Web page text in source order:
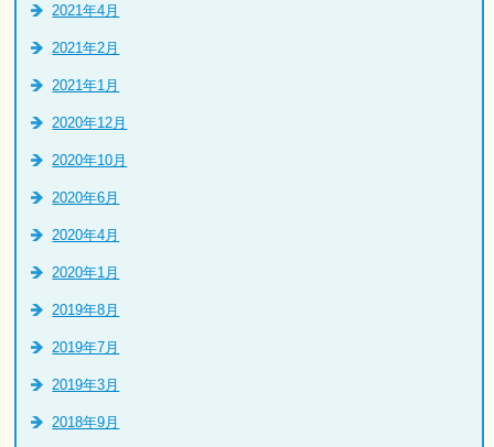
2021年4月
2021年2月
2021年1月
2020年12月
2020年10月
2020年6月
2020年4月
2020年1月
2019年8月
2019年7月
2019年3月
2018年9月